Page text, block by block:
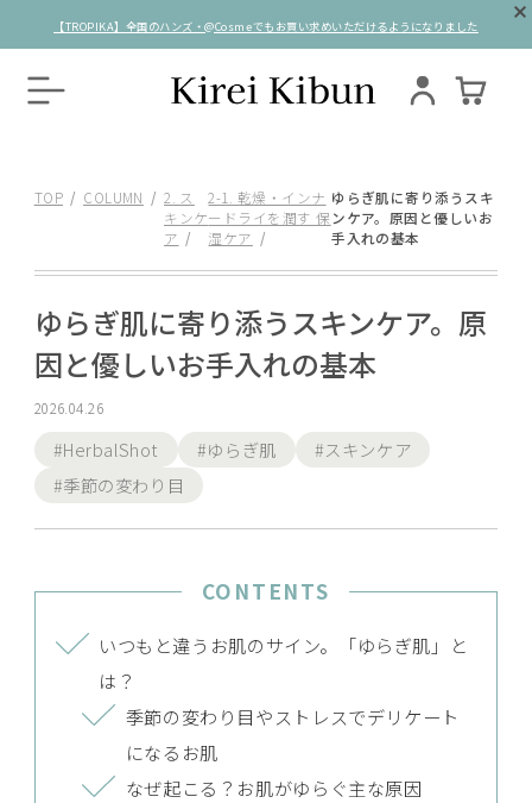
【TROPIKA】全国のハンズ・@Cosmeでもお買い求めいただけるようになりました
TOP COLUMN
2. ス
キンケ
ア
2-1. 乾燥・インナ
ードライを潤す 保
湿ケア
ゆらぎ肌に寄り添うスキ
ンケア。原因と優しいお
手入れの基本
ゆらぎ肌に寄り添うスキンケア。原
因と優しいお手入れの基本
2026.04.26
#HerbalShot #ゆらぎ肌
#スキンケア
#季節の変わり目
CONTENTS
いつもと違うお肌のサイン。「ゆらぎ肌」と
は？
季節の変わり目やストレスでデリケート
になるお肌
なぜ起こる？お肌がゆらぐ主な原因